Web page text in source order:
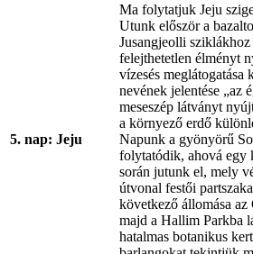
5. nap: Jeju
Ma folytatjuk Jeju
Utunk először a
Jusangjeolli sziklákhoz
felejthetetlen élményt
vízesés meglátogatása
nevének jelentése „az
meseszép látványt
a környező erdő
Napunk a gyönyörű
folytatódik, ahová egy
során jutunk el, mely
útvonal festői
következő állomása
majd a Hallim Parkba
hatalmas botanikus